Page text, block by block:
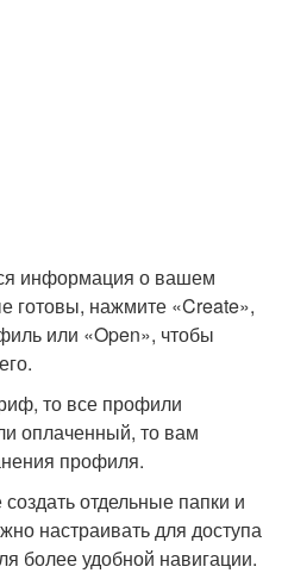
информация о вашем
готовы, нажмите «Create»,
или «Open», чтобы
то все профили
оплаченный, то вам
профиля.
отдельные папки и
настраивать для доступа
более удобной навигации.